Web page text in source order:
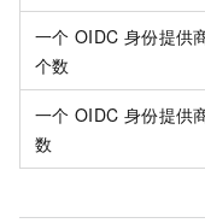
一个 OIDC 身份提供
个数
一个 OIDC 身份提供
数